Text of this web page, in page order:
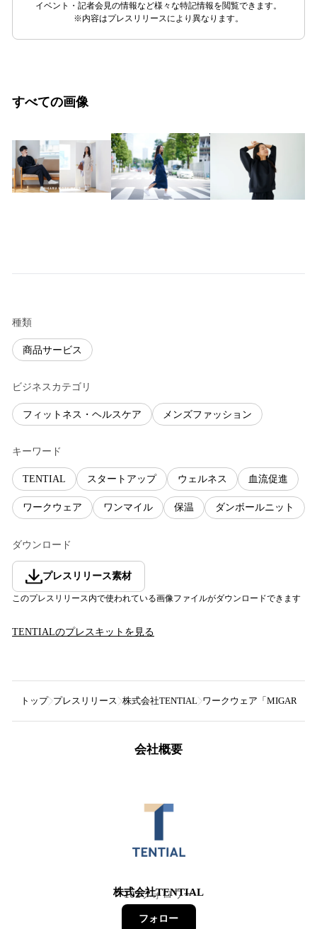
イベント・記者会見の情報など様々な特記情報を閲覧できます。
※内容はプレスリリースにより異なります。
すべての画像
種類
商品サービス
ビジネスカテゴリ
フィットネス・ヘルスケア メンズファッション
キーワード
TENTIAL スタートアップ ウェルネス 血流促進
ワークウェア ワンマイル 保温 ダンボールニット
ダウンロード
プレスリリース素材
このプレスリリース内で使われている画像ファイルがダウンロードできます
TENTIALのプレスキットを見る
トップ プレスリリース 株式会社TENTIAL ワークウェア「MIGARU
会社概要
株式会社TENTIAL
102フォロワー
フォロー